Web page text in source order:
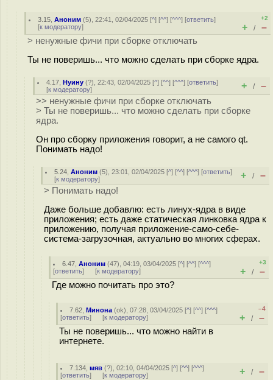
3.15 ,Аноним (5), 22:41, 02/04/2025 [^] [^^] [^^^] [ответить]
[к модератору]
+2
+ / –
> ненужные фичи при сборке отключать
Ты не поверишь... что можно сделать при сборке ядра.
4.17 ,Нуину (?), 22:43, 02/04/2025 [^] [^^] [^^^] [ответить]
[к модератору] + / –
>> ненужные фичи при сборке отключать
> Ты не поверишь... что можно сделать при сборке
ядра.
Он про сборку приложения говорит, а не самого qt.
Понимать надо!
5.24 ,Аноним (5), 23:01, 02/04/2025 [^] [^^] [^^^] [ответить]
[к модератору] + / –
> Понимать надо!
Даже больше добавлю: есть линух-ядра в виде
приложения; есть даже статическая линковка ядра к
приложению, получая приложение-само-себе-
система-загрузочная, актуально во многих сферах.
6.47 ,Аноним (47), 04:19, 03/04/2025 [^] [^^] [^^^]
[ответить] [к модератору]
+3
+ / –
Где можно почитать про это?
7.62 ,Минона (ok), 07:28, 03/04/2025 [^] [^^] [^^^]
[ответить] [к модератору]
–4
+ / –
Ты не поверишь... что можно найти в
интернете.
7.134 ,мяв (?), 02:10, 04/04/2025 [^] [^^] [^^^]
[ответить] [к модератору] + / –